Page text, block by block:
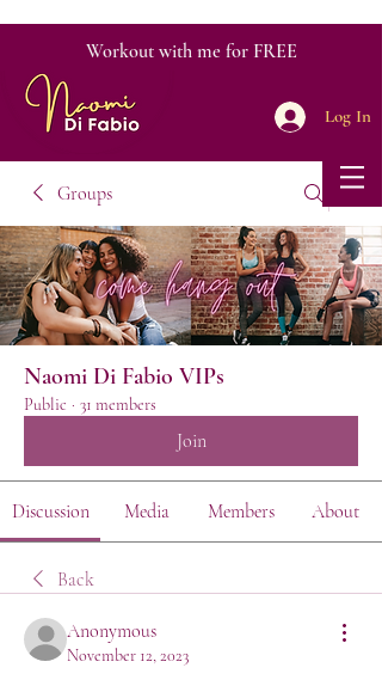
Workout with me for FREE
Log In
Groups
Naomi Di Fabio VIPs
Public · 31 members
Join
Discussion Media Members About
Back
Anonymous
November 12, 2023